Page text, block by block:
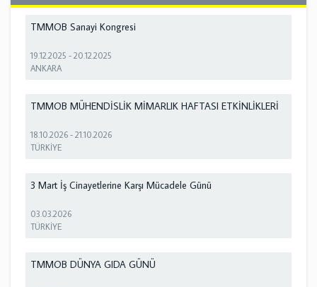
TMMOB Sanayi Kongresi
19.12.2025 -20.12.2025
ANKARA
TMMOB MÜHENDİSLİK MİMARLIK HAFTASI ETKİNLİKLERİ
18.10.2026 -21.10.2026
TÜRKİYE
3 Mart İş Cinayetlerine Karşı Mücadele Günü
03.03.2026
TÜRKİYE
TMMOB DÜNYA GIDA GÜNÜ